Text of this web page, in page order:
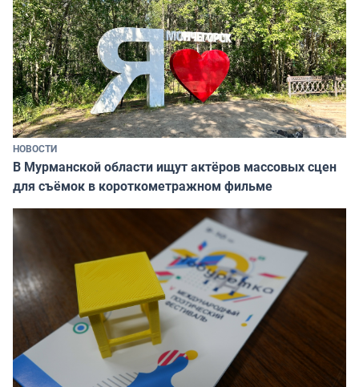
НОВОСТИ
В Мурманской области ищут актёров массовых сцен
для съёмок в короткометражном фильме